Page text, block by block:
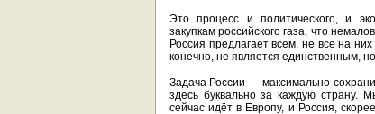
Это процесс и политического, и
закупкам российского газа, что
Россия предлагает всем, не все на
конечно, не является единственным,
Задача России — максимально
здесь буквально за каждую страну.
сейчас идёт в Европу, и Россия,